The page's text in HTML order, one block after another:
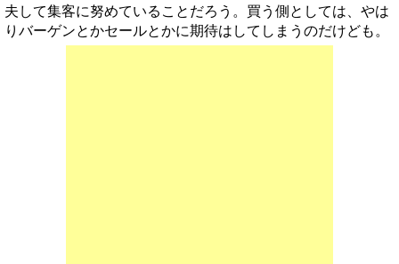
夫して集客に努めていることだろう。買う側としては、やは
りバーゲンとかセールとかに期待はしてしまうのだけども。